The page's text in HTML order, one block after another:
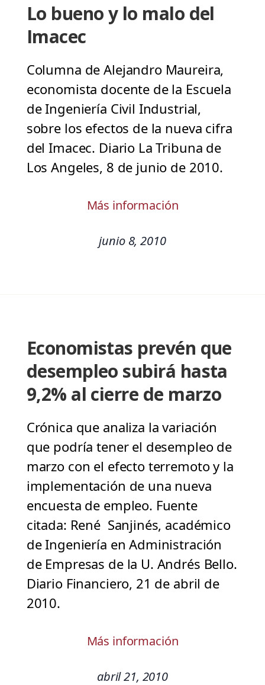
Lo bueno y lo malo del
Imacec
Columna de Alejandro Maureira,
economista docente de la Escuela
de Ingeniería Civil Industrial,
sobre los efectos de la nueva cifra
del Imacec. Diario La Tribuna de
Los Angeles, 8 de junio de 2010.
Más información
junio 8, 2010
Economistas prevén que
desempleo subirá hasta
9,2% al cierre de marzo
Crónica que analiza la variación
que podría tener el desempleo de
marzo con el efecto terremoto y la
implementación de una nueva
encuesta de empleo. Fuente
citada: René Sanjinés, académico
de Ingeniería en Administración
de Empresas de la U. Andrés Bello.
Diario Financiero, 21 de abril de
2010.
Más información
abril 21, 2010